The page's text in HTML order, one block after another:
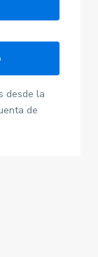
desde la
de